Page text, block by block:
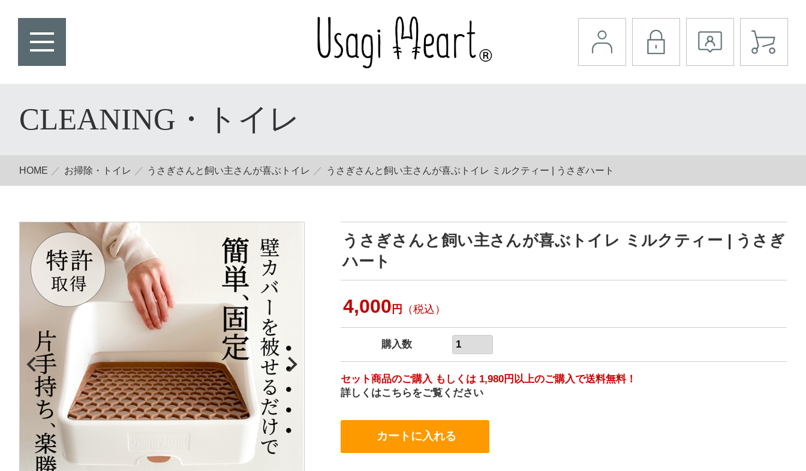
CLEANING・トイレ
HOME お掃除・トイレ うさぎさんと飼い主さんが喜ぶトイレ うさぎさんと飼い主さんが喜ぶトイレ ミルクティー | うさぎハート
うさぎさんと飼い主さんが喜ぶトイレ ミルクティー | うさぎ
ハート
4,000 円 （税込）
購入数
セット商品のご購入 もしくは 1,980円以上のご購入で送料無料！
詳しくはこちらをご覧ください